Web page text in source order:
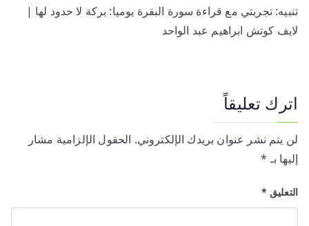
تنبيه:تجربتي مع قراءة سورة البقرة يوميا: بركة لا حدود لها |
لايف كوتش ابراهيم عبد الواحد
اترك تعليقاً
لن يتم نشر عنوان بريدك الإلكتروني. الحقول الإلزامية مشار
إليها بـ *
التعليق *